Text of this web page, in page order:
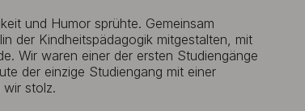
und Humor sprühte. Gemeinsam
der Kindheitspädagogik mitgestalten, mit
Wir waren einer der ersten Studiengänge
der einzige Studiengang mit einer
stolz.